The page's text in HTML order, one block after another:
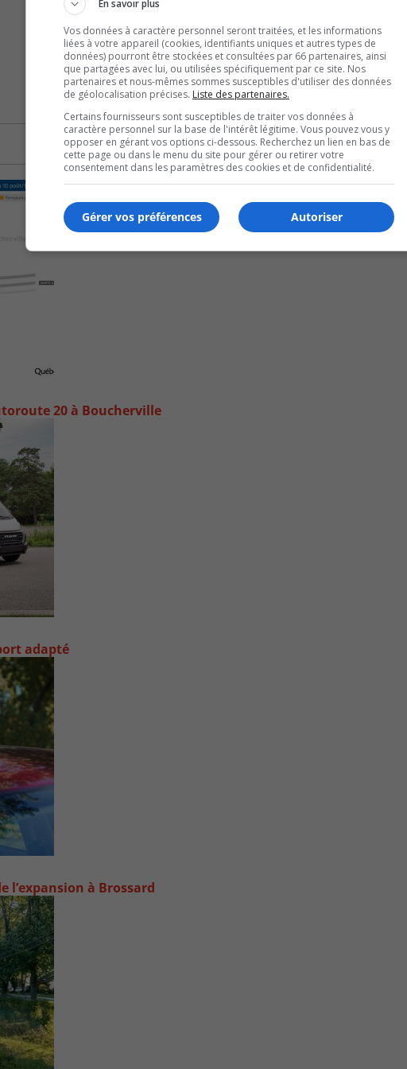
20 à Boucherville
adapté
l’expansion à Brossard
En savoir plus
Vos données à caractère personnel seront traitées, et les informations
liées à votre appareil (cookies, identifiants uniques et autres types de
données) pourront être stockées et consultées par 66 partenaires, ainsi
que partagées avec lui, ou utilisées spécifiquement par ce site. Nos
partenaires et nous-mêmes sommes susceptibles d'utiliser des données
de géolocalisation précises. Liste des partenaires.
Certains fournisseurs sont susceptibles de traiter vos données à
caractère personnel sur la base de l'intérêt légitime. Vous pouvez vous y
opposer en gérant vos options ci-dessous. Recherchez un lien en bas de
cette page ou dans le menu du site pour gérer ou retirer votre
consentement dans les paramètres des cookies et de confidentialité.
Autoriser
Gérer vos préférences